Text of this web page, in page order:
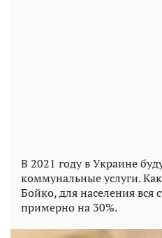
В 2021 году в Украине
коммунальные услуги.
Бойко, для населения вся
примерно на 30%.